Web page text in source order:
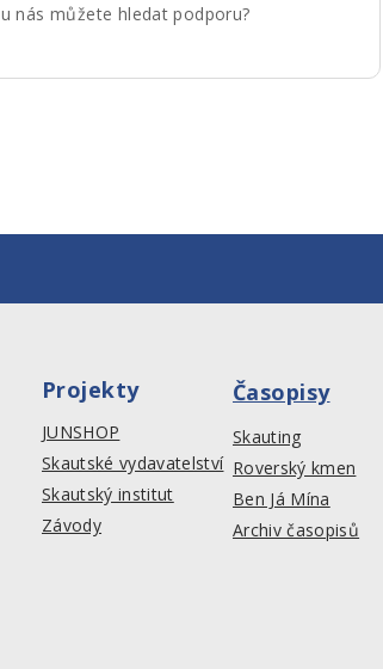
u nás můžete hledat podporu?
Projekty
JUNSHOP
Skautské vydavatelství
Skautský institut
Závody
Časopisy
Skauting
Roverský kmen
Ben Já Mína
Archiv časopisů